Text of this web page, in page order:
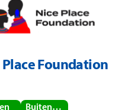
Place Foundation
Buitenland